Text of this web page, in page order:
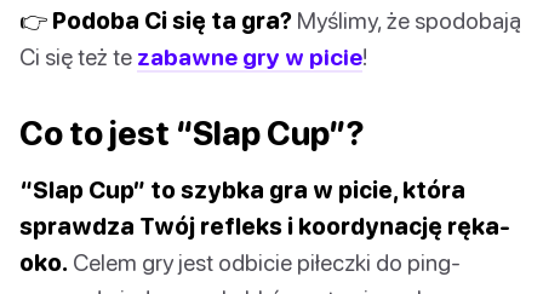
👉 Podoba Ci się ta gra? Myślimy, że spodobają
Ci się też te zabawne gry w picie!
Co to jest “Slap Cup”?
“Slap Cup” to szybka gra w picie, która
sprawdza Twój refleks i koordynację ręka-
oko. Celem gry jest odbicie piłeczki do ping-